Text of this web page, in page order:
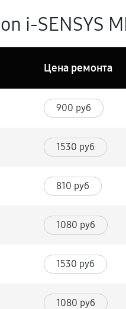
i-SENSYS
Цена ремонта
900 руб
1530 руб
810 руб
1080 руб
1530 руб
1080 руб